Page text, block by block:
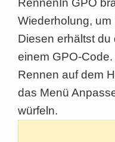
RennenIn GPO
Wiederholung,
Diesen erhältst
einem GPO-
Rennen auf dem
das Menü
würfeln.